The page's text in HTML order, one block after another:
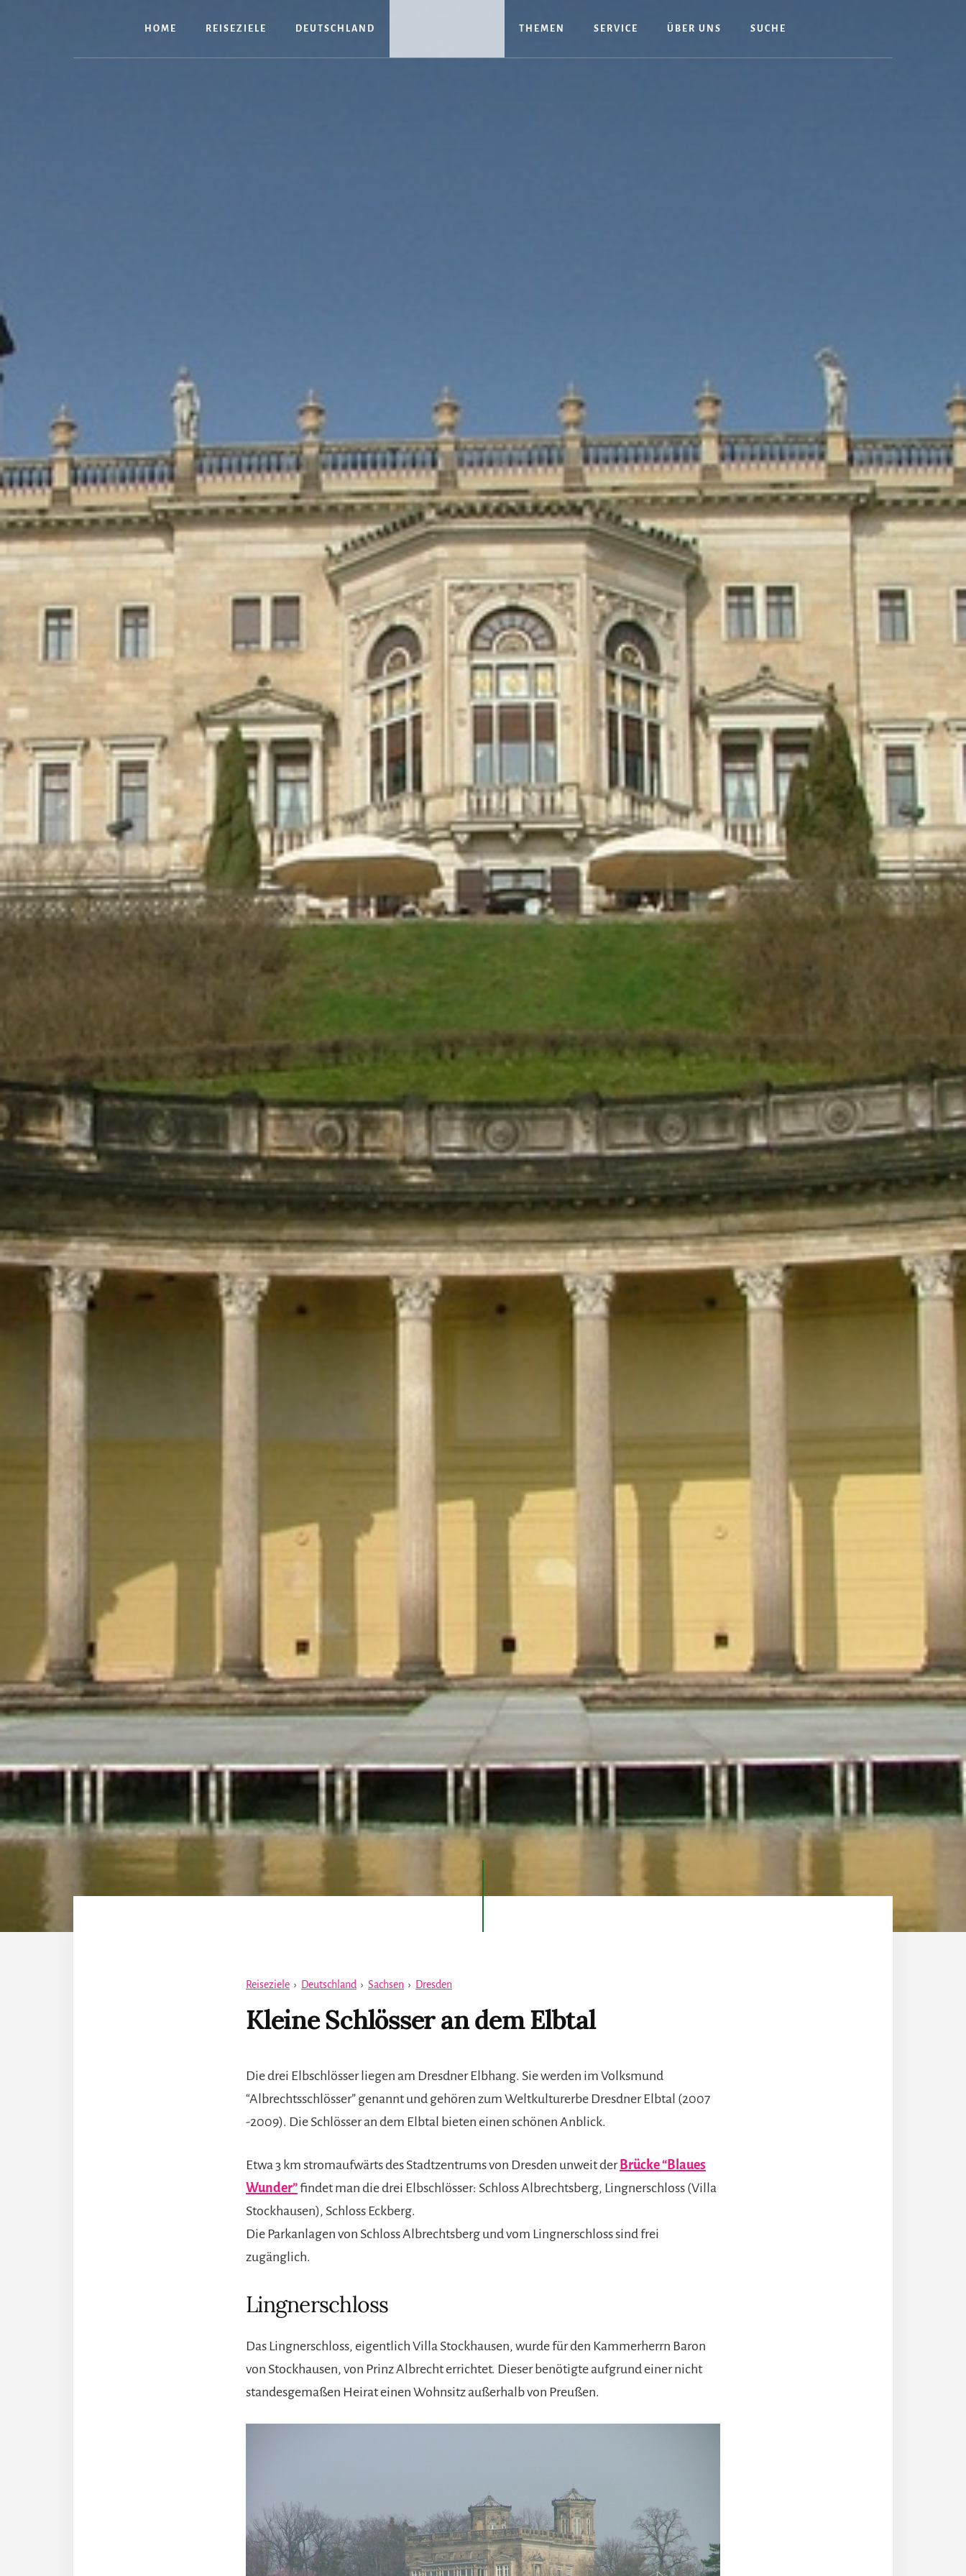
HOME REISEZIELE DEUTSCHLAND THEMEN SERVICE ÜBER UNS SUCHE
Reiseziele › Deutschland › Sachsen › Dresden
Kleine Schlösser an dem Elbtal
Die drei Elbschlösser liegen am Dresdner Elbhang. Sie werden im Volksmund
“Albrechtsschlösser” genannt und gehören zum Weltkulturerbe Dresdner Elbtal (2007
-2009). Die Schlösser an dem Elbtal bieten einen schönen Anblick.
Etwa 3 km stromaufwärts des Stadtzentrums von Dresden unweit derBrücke “Blaues
Wunder”findet man die drei Elbschlösser: Schloss Albrechtsberg, Lingnerschloss (Villa
Stockhausen), Schloss Eckberg.
Die Parkanlagen von Schloss Albrechtsberg und vom Lingnerschloss sind frei
zugänglich.
Lingnerschloss
Das Lingnerschloss, eigentlich Villa Stockhausen, wurde für den Kammerherrn Baron
von Stockhausen, von Prinz Albrecht errichtet. Dieser benötigte aufgrund einer nicht
standesgemaßen Heirat einen Wohnsitz außerhalb von Preußen.